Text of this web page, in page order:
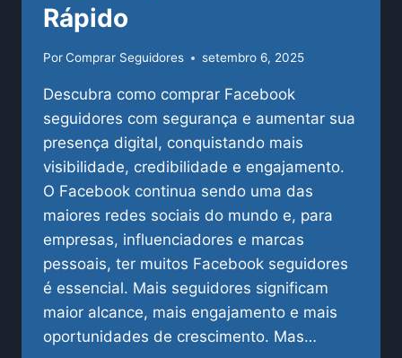
Rápido
PorComprar Seguidores setembro 6, 2025
Descubra como comprar Facebook
seguidores com segurança e aumentar sua
presença digital, conquistando mais
visibilidade, credibilidade e engajamento.
O Facebook continua sendo uma das
maiores redes sociais do mundo e, para
empresas, influenciadores e marcas
pessoais, ter muitos Facebook seguidores
é essencial. Mais seguidores significam
maior alcance, mais engajamento e mais
oportunidades de crescimento. Mas…